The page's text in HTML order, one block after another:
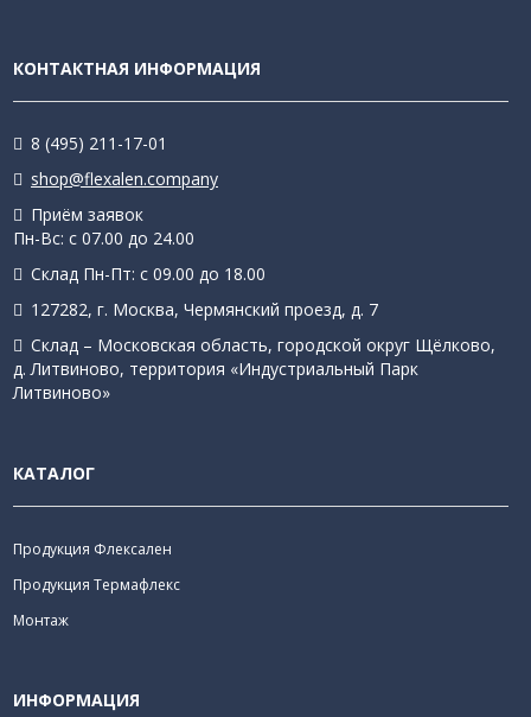
КОНТАКТНАЯ ИНФОРМАЦИЯ
8 (495) 211-17-01
shop@flexalen.company
Приём заявок
Пн-Вс: с 07.00 до 24.00
Склад Пн-Пт: с 09.00 до 18.00
127282, г. Москва, Чермянский проезд, д. 7
Склад – Московская область, городской округ Щёлково,
д. Литвиново, территория «Индустриальный Парк
Литвиново»
КАТАЛОГ
Продукция Флексален
Продукция Термафлекс
Монтаж
ИНФОРМАЦИЯ